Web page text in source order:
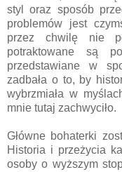
styl oraz sposób
problemów jest
przez chwilę nie
potraktowane są
przedstawiane w
zadbała o to, by
wybrzmiała w
mnie tutaj zachwyciło.
Główne bohaterki
Historia i przeżycia
osoby o wyższym